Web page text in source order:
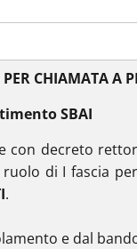
CHIAMATA A
SBAI
con decreto
di I fascia per
.
e dal